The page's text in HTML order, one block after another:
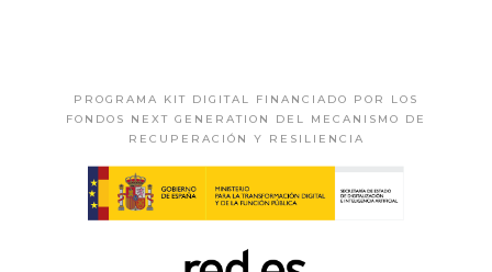
PROGRAMA KIT DIGITAL FINANCIADO POR LOS
FONDOS NEXT GENERATION DEL MECANISMO DE
RECUPERACIÓN Y RESILIENCIA